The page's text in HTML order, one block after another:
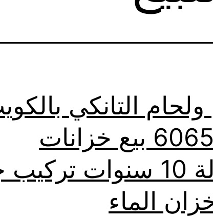
التانكي
60651553 بيع خزانات
بالكفالة 10 سنوات
الماء